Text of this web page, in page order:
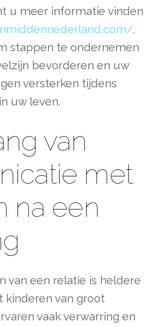
u meer informatie vinden
.
stappen te ondernemen
bevorderen en uw
versterken tijdens
uw leven.
van
met
na een
van een relatie is heldere
van groot
vaak verwarring en